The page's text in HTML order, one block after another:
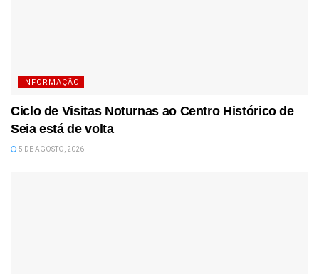
INFORMAÇÃO
Ciclo de Visitas Noturnas ao Centro Histórico de
Seia está de volta
5 DE AGOSTO, 2026